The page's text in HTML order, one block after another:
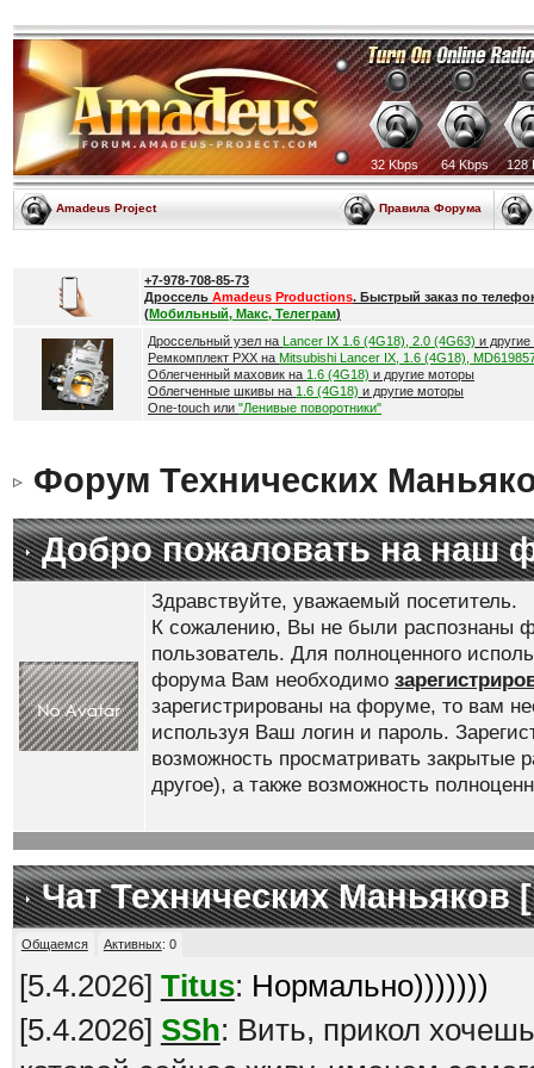
32 Kbps 64 Kbps 128
Amadeus Project Правила Форума
+7-978-708-85-73
Дроссель Amadeus Productions. Быстрый заказ по
(Мобильный, Макс, Телеграм)
Дроссельный узел на Lancer IX 1.6 (4G18), 2.0 (4G63) и
Ремкомплект РХХ на Mitsubishi Lancer IX, 1.6 (4G18),
Облегченный маховик на 1.6 (4G18) и другие моторы
Облегченные шкивы на 1.6 (4G18) и другие моторы
One-touch или "Ленивые поворотники"
Форум Технических
Добро пожаловать на наш
Здравствуйте, уважаемый посетитель.
К сожалению, Вы не были распознаны
пользователь. Для полноценного
форума Вам необходимо
зарегистрированы на форуме, то вам
используя Ваш логин и пароль.
возможность просматривать закрытые
другое), а также возможность
Чат Технических Маньяков [
Общаемся Активных: 0
[5.4.2026] Titus: Нормально)))))))
[5.4.2026] SSh: Вить, прикол